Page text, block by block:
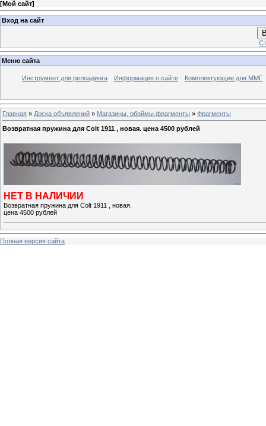
[Мой сайт]
Вход на сайт
Меню сайта
Инструмент для релоадинга Информация о сайте Комплектующие для ММГ
Главная » Доска объявлений » Магазины, обоймы,фрагменты » Фрагменты
Возвратная пружина для Colt 1911 , новая. цена 4500 рублей
НЕТ В НАЛИЧИИ
Возвратная пружина для Colt 1911 , новая.
цена 4500 рублей
Полная версия сайта